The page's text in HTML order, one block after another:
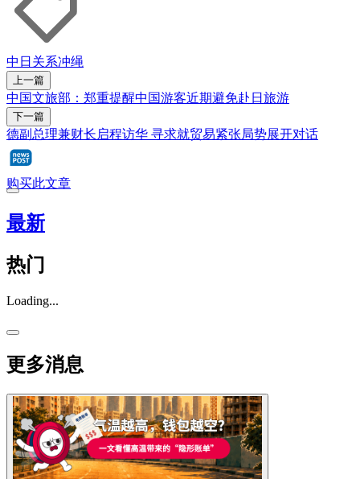
中日关系冲绳
上一篇
中国文旅部：郑重提醒中国游客近期避免赴日旅游
下一篇
德副总理兼财长启程访华 寻求就贸易紧张局势展开对话
购买此文章
最新
热门
Loading...
更多消息